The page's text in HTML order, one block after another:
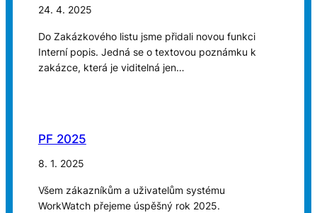
24. 4. 2025
Do Zakázkového listu jsme přidali novou funkci
Interní popis. Jedná se o textovou poznámku k
zakázce, která je viditelná jen…
PF 2025
8. 1. 2025
Všem zákazníkům a uživatelům systému
WorkWatch přejeme úspěšný rok 2025.